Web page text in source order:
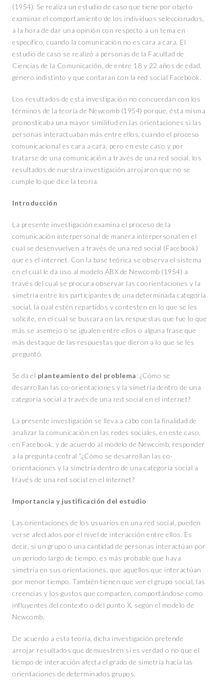
(1954). Se realiza un estudio de caso que tiene por objeto
examinar el comportamiento de los individuos seleccionados,
a la hora de dar una opinión con respecto a un tema en
específico, cuando la comunicación no es cara a cara. El
estudio de caso se realizó a personas de la Facultad de
Ciencias de la Comunicación, de entre 18 y 22 años de edad,
género indistinto y que contaran con la red social Facebook.
Los resultados de esta investigación no concuerdan con los
términos de la teoría de Newcomb (1954) porque, ésta misma
pronosticaba una mayor similitud en las orientaciones si las
personas interactuaban más entre ellos, cuando el proceso
comunicacional es cara a cara, pero en este caso y por
tratarse de una comunicación a través de una red social, los
resultados de nuestra investigación arrojaron que no se
cumple lo que dice la teoría.
Introducción
La presente investigación examina el proceso de la
comunicación interpersonal de manera interpersonal en el
cual se desenvuelven a través de una red social (Facebook)
que es el internet. Con la base teórica se observa el sistema
en el cual le da uso al modelo ABX de Newcomb (1954) a
través del cual se procura observar las coorientaciones y la
simetría entre los participantes de una determinada categoría
social, la cual estén repartidos y contesten en lo que se les
solicite, en el cual se buscara en las respuestas que fue lo que
más se asemejo o se igualen entre ellos o alguna frase que
más destaque de las respuestas que dieron a lo que se les
preguntó.
Se da el planteamiento del problema: ¿Cómo se
desarrollan las co-orientaciones y la simetría dentro de una
categoría social a través de una red social en el internet?
La presente investigación se lleva a cabo con la finalidad de
analizar la comunicación en las redes sociales, en este caso,
en Facebook, y de acuerdo al modelo de Newcomb, responder
a la pregunta central “¿Cómo se desarrollan las co-
orientaciones y la simetría dentro de una categoría social a
través de una red social en el internet?
Importancia y justificación del estudio
Las orientaciones de los usuarios en una red social, pueden
verse afectados por el nivel de interacción entre ellos. Es
decir, si un grupo o una cantidad de personas interactúan por
un período largo de tiempo, es más probable que haya
simetría en sus orientaciones, que aquellos que interactúan
por menor tiempo. También tienen que ver el grupo social, las
creencias y los gustos que comparten, comportándose como
influyentes del contexto o del punto X, según el modelo de
Newcomb.
De acuerdo a esta teoría, dicha investigación pretende
arrojar resultados que demuestren si es verdad o no que el
tiempo de interacción afecta el grado de simetría hacia las
orientaciones de determinados grupos.